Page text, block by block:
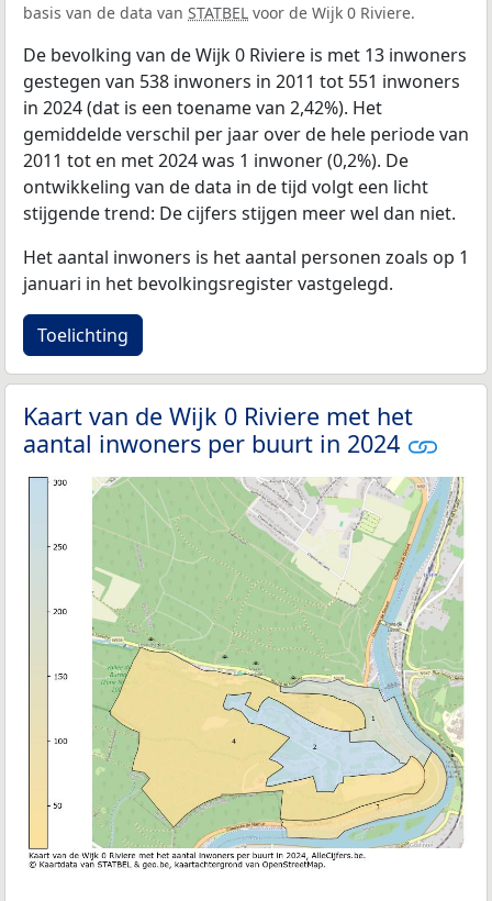
basis van de data van STATBEL voor de Wijk 0 Riviere.
De bevolking van de Wijk 0 Riviere is met 13 inwoners
gestegen van 538 inwoners in 2011 tot 551 inwoners
in 2024 (dat is een toename van 2,42%). Het
gemiddelde verschil per jaar over de hele periode van
2011 tot en met 2024 was 1 inwoner (0,2%). De
ontwikkeling van de data in de tijd volgt een licht
stijgende trend: De cijfers stijgen meer wel dan niet.
Het aantal inwoners is het aantal personen zoals op 1
januari in het bevolkingsregister vastgelegd.
Toelichting
Kaart van de Wijk 0 Riviere met het
aantal inwoners per buurt in 2024